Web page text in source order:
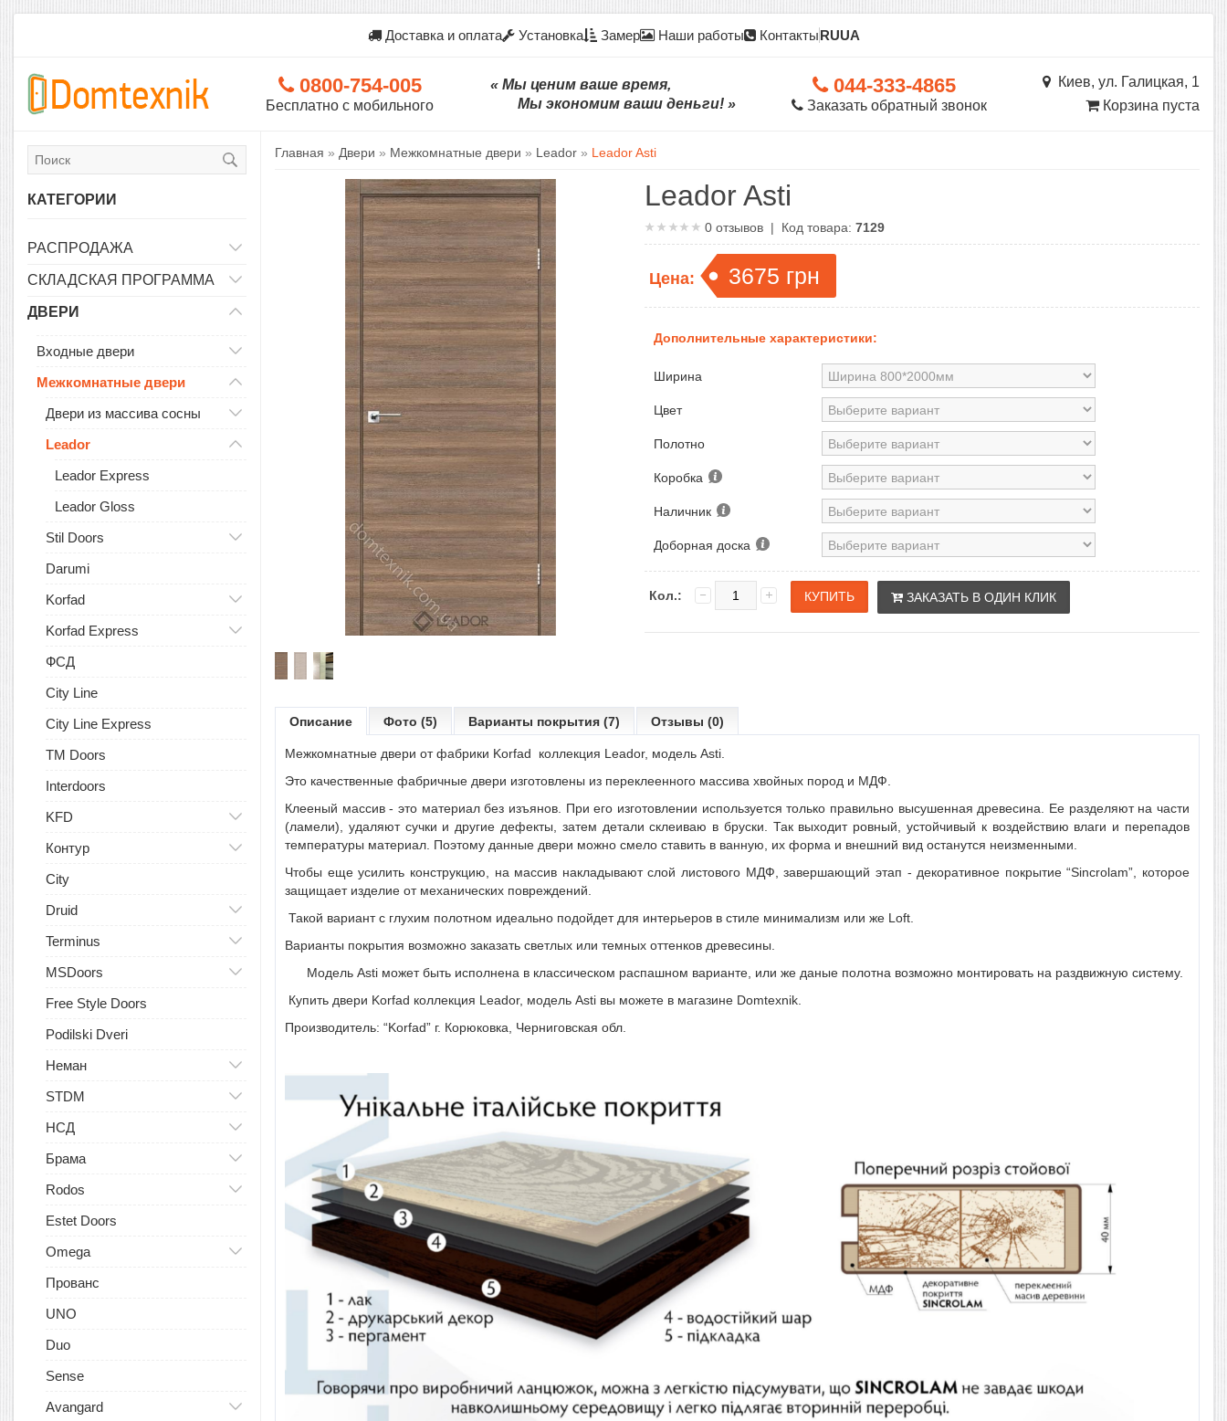
Доставка и оплата Установка Замер Наши работы КонтактыRUUA
0800-754-005
Бесплатно с мобильного
« Мы ценим ваше время,
Мы экономим ваши деньги! »
044-333-4865
Заказать обратный звонок
Киев, ул. Галицкая, 1
Корзина пуста
КАТЕГОРИИ
РАСПРОДАЖА
СКЛАДСКАЯ ПРОГРАММА
ДВЕРИ
Входные двери
Межкомнатные двери
Двери из массива сосны
Leador
Leador Express
Leador Gloss
Stil Doors
Darumi
Korfad
Korfad Express
ФСД
City Line
City Line Express
TM Doors
Interdoors
KFD
Контур
City
Druid
Terminus
MSDoors
Free Style Doors
Podilski Dveri
Неман
STDM
НСД
Брама
Rodos
Estet Doors
Omega
Прованс
UNO
Duo
Sense
Avangard
Главная » Двери » Межкомнатные двери » Leador » Leador Asti
Leador Asti
0 отзывов | Код товара:7129
Цена: 3675 грн
Дополнительные характеристики:
Ширина
Цвет
Полотно
Коробка
Наличник
Доборная доска
Кол.: ЗАКАЗАТЬ В ОДИН КЛИК
Описание Фото (5) Варианты покрытия (7) Отзывы (0)
Межкомнатные двери от фабрики Korfad коллекция Leador, модель Asti.
Это качественные фабричные двери изготовлены из переклеенного массива хвойных пород и МДФ.
Клееный массив - это материал без изъянов. При его изготовлении используется только правильно высушенная древесина. Ее разделяют на части
(ламели), удаляют сучки и другие дефекты, затем детали склеиваю в бруски. Так выходит ровный, устойчивый к воздействию влаги и перепадов
температуры материал. Поэтому данные двери можно смело ставить в ванную, их форма и внешний вид останутся неизменными.
Чтобы еще усилить конструкцию, на массив накладывают слой листового МДФ, завершающий этап - декоративное покрытие “Sincrolam”, которое
защищает изделие от механических повреждений.
Такой вариант с глухим полотном идеально подойдет для интерьеров в стиле минимализм или же Loft.
Варианты покрытия возможно заказать светлых или темных оттенков древесины.
Модель Asti может быть исполнена в классическом распашном варианте, или же даные полотна возможно монтировать на раздвижную систему.
Купить двери Korfad коллекция Leador, модель Asti вы можете в магазине Domtexnik.
Производитель: “Korfad” г. Корюковка, Черниговская обл.